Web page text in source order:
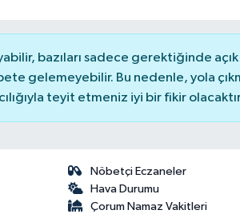
bazıları sadece gerektiğinde
gelemeyebilir. Bu nedenle, yola
teyit etmeniz iyi bir fikir
Nöbetçi Eczaneler
Hava Durumu
Çorum Namaz Vakitleri